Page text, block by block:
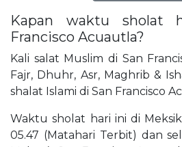
Kapan waktu sholat
Francisco Acuautla?
Kali salat Muslim di San
Fajr, Dhuhr, Asr, Maghrib &
shalat Islami di San Francisco
Waktu sholat hari ini di
05.47 (Matahari Terbit) dan